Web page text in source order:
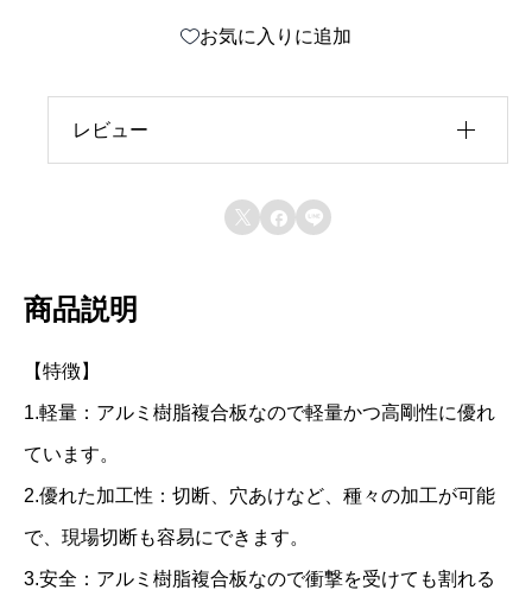
オ
5
F
お気に入りに追加
レビュー
レビュー投稿には、会員登録が必要です。
会員登録する
  
商品説明
【特徴】
1.軽量：アルミ樹脂複合板なので軽量かつ高剛性に優れ
ています。
2.優れた加工性：切断、穴あけなど、種々の加工が可能
で、現場切断も容易にできます。
3.安全：アルミ樹脂複合板なので衝撃を受けても割れる